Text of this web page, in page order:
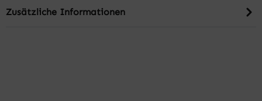
Zusätzliche Informationen